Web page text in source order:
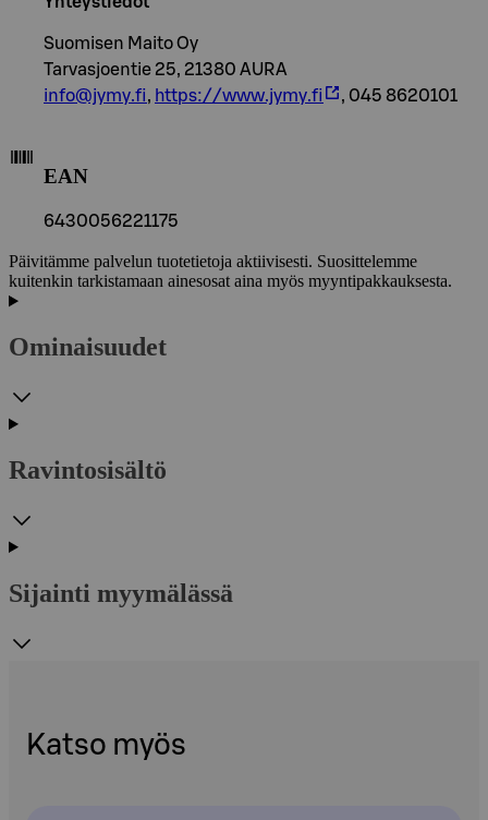
Suomisen Maito Oy
Tarvasjoentie 25, 21380 AURA
info@jymy.fi, https://www.jymy.fi , 045 8620101
EAN
6430056221175
Päivitämme palvelun tuotetietoja aktiivisesti. Suosittelemme
kuitenkin tarkistamaan ainesosat aina myös myyntipakkauksesta.
Ominaisuudet
Ravintosisältö
Sijainti myymälässä
Katso myös